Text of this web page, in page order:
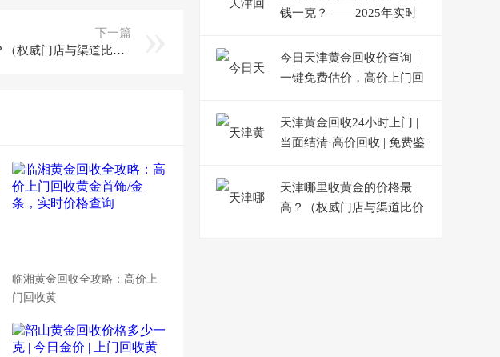
下一篇
天津哪里收黄金的价格最高？（权威门店与渠道比价一览）
临湘黄金回收全攻略：高价上
门回收黄
钱一克？ ——2025年实时
今日天津黄金回收价查询｜
一键免费估价，高价上门回
天津黄金回收24小时上门 |
当面结清·高价回收 | 免费鉴
天津哪里收黄金的价格最
高？（权威门店与渠道比价